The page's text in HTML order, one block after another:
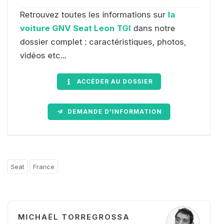
Retrouvez toutes les informations sur la
voiture GNV Seat Leon TGI dans notre
dossier complet : caractéristiques, photos,
vidéos etc...
ACCÉDER AU DOSSIER
DEMANDE D'INFORMATION
Seat France
MICHAËL TORREGROSSA